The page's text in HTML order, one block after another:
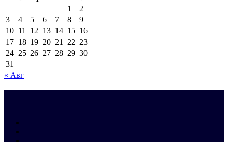
1
2
3
4 5 6 7 8
9
10 11 12 13 14 15 16
17 18 19 20 21 22 23
24 25 26 27 28 29 30
31
« Авг